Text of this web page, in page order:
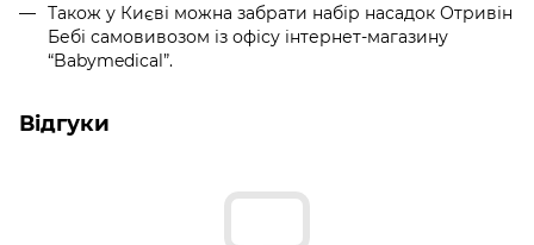
Також у Києві можна забрати набір насадок Отривін
Бебі самовивозом із офісу інтернет-магазину
“Babymedical”.
Відгуки